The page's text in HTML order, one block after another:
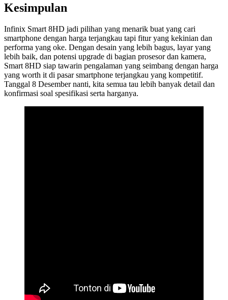
Kesimpulan
Infinix Smart 8HD jadi pilihan yang menarik buat yang cari
smartphone dengan harga terjangkau tapi fitur yang kekinian dan
performa yang oke. Dengan desain yang lebih bagus, layar yang
lebih baik, dan potensi upgrade di bagian prosesor dan kamera,
Smart 8HD siap tawarin pengalaman yang seimbang dengan harga
yang worth it di pasar smartphone terjangkau yang kompetitif.
Tanggal 8 Desember nanti, kita semua tau lebih banyak detail dan
konfirmasi soal spesifikasi serta harganya.